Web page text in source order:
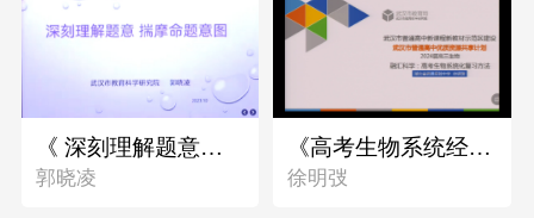
《 深刻理解题意，揣摩命题意图》
郭晓凌
《高考生物系统经复习方法》
徐明弢